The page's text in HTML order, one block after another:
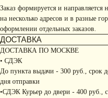
Заказ формируется и направляется
на несколько адресов и в разные
оформлении отдельных заказов.
ДОСТАВКА
ДОСТАВКА ПО МОСКВЕ
• СДЭК
До пункта выдачи - 300 руб., срок
дня отправки
•СДЭК Курьер до двери - 400 руб.,